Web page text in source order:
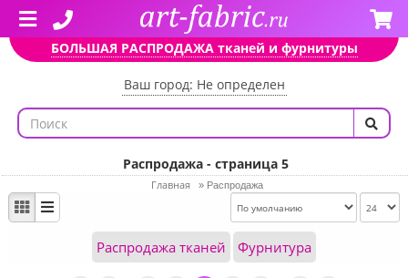
БОЛЬШАЯ РАСПРОДАЖА тканей и фурнитуры
Ваш город: Не определен
Распродажа - страница 5
Главная » Распродажа
Распродажа тканей Фурнитура